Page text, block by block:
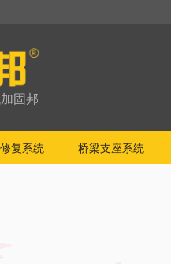
固邦
复系统 桥梁支座系统